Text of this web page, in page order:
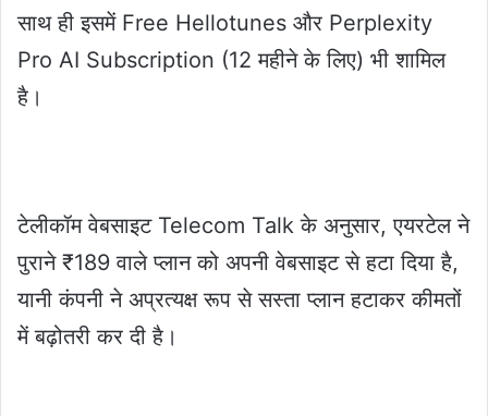
साथ ही इसमें Free Hellotunes और Perplexity
Pro AI Subscription (12 महीने के लिए) भी शामिल
है।
टेलीकॉम वेबसाइट Telecom Talk के अनुसार, एयरटेल ने
पुराने ₹189 वाले प्लान को अपनी वेबसाइट से हटा दिया है,
यानी कंपनी ने अप्रत्यक्ष रूप से सस्ता प्लान हटाकर कीमतों
में बढ़ोतरी कर दी है।